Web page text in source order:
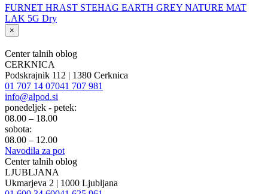
FURNET HRAST STEHAG EARTH GREY NATURE MAT
LAK 5G Dry
×
Center talnih oblog
CERKNICA
Podskrajnik 112 | 1380 Cerknica
01 707 14 07041 707 981
info@alpod.si
ponedeljek - petek:
08.00 – 18.00
sobota:
08.00 – 12.00
Navodila za pot
Center talnih oblog
LJUBLJANA
Ukmarjeva 2 | 1000 Ljubljana